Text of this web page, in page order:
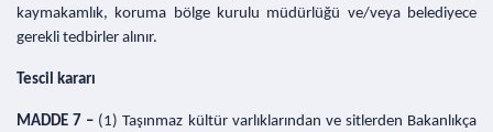
kaymakamlık, koruma bölge kurulu müdürlüğü ve/veya belediyece
gerekli tedbirler alınır.
Tescil kararı
MADDE 7 – (1) Taşınmaz kültür varlıklarından ve sitlerden Bakanlıkça